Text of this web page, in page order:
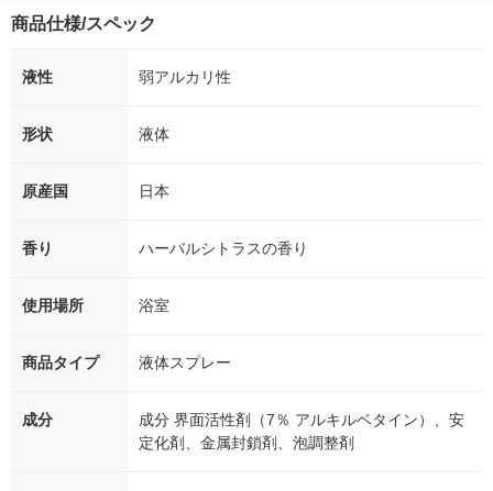
商品仕様/スペック
液性 弱アルカリ性
形状 液体
原産国 日本
香り ハーバルシトラスの香り
使用場所 浴室
商品タイプ 液体スプレー
成分
成分 界面活性剤（7％ アルキルベタイン）、安
定化剤、金属封鎖剤、泡調整剤